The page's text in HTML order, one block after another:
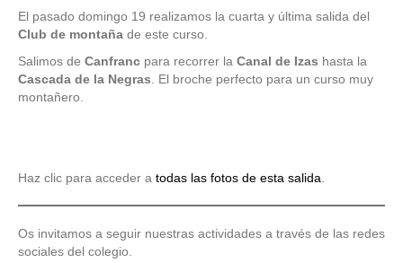
El pasado domingo 19 realizamos la cuarta y última salida del
Club de montaña de este curso.
Salimos de Canfranc para recorrer la Canal de Izas hasta la
Cascada de la Negras . El broche perfecto para un curso muy
montañero.
Haz clic para acceder a todas las fotos de esta salida
Os invitamos a seguir nuestras actividades a través de las redes
sociales del colegio.